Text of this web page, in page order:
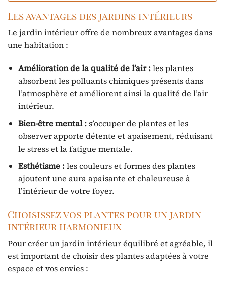
Les avantages des jardins intérieurs
Le jardin intérieur offre de nombreux avantages dans
une habitation :
Amélioration de la qualité de l’air :les plantes
absorbent les polluants chimiques présents dans
l’atmosphère et améliorent ainsi la qualité de l’air
intérieur.
Bien-être mental :s’occuper de plantes et les
observer apporte détente et apaisement, réduisant
le stress et la fatigue mentale.
Esthétisme :les couleurs et formes des plantes
ajoutent une aura apaisante et chaleureuse à
l’intérieur de votre foyer.
Choisissez vos plantes pour un jardin
intérieur harmonieux
Pour créer un jardin intérieur équilibré et agréable, il
est important de choisir des plantes adaptées à votre
espace et vos envies :